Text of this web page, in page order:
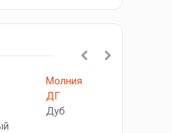
Молния
ДГ
Дуб